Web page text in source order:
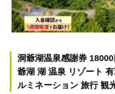
洞爺湖温泉感謝券
爺湖 湖 温泉 リゾート
ルミネーション 旅行 観